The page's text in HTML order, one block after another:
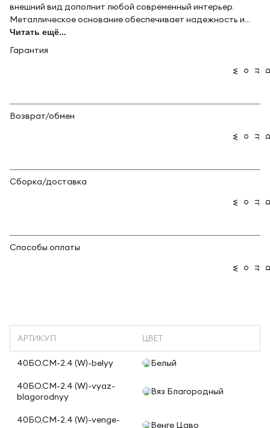
внешний вид дополнит любой современный интерьер.
Металлическое основание обеспечивает надежность и...
Читать ещё...
Гарантия
Возврат/обмен
Сборка/доставка
Способы оплаты
АРТИКУЛ ЦВЕТ
40БО.СМ-2.4 (W)-belyy Белый
40БО.СМ-2.4 (W)-vyaz-
blagorodnyy
Вяз Благородный
40БО.СМ-2.4 (W)-venge-
Венге Цаво